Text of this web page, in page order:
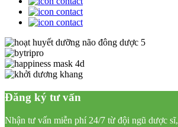
Đăng ký tư vấn
Nhận tư vấn miễn phí 24/7 từ đội ngũ dược sĩ,